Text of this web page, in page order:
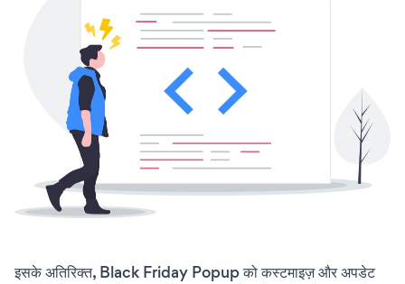
इसके अतिरिक्त, Black Friday Popup को कस्टमाइज़ और अपडेट